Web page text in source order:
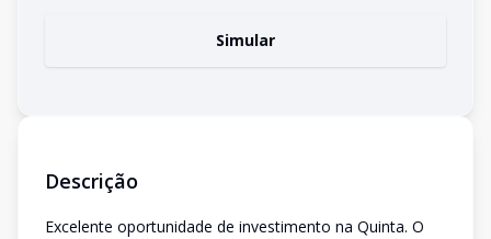
Simular
Descrição
Excelente oportunidade de investimento na Quinta. O